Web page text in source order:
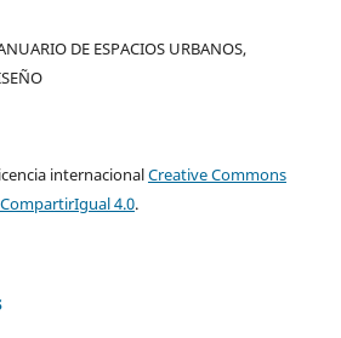
DE ESPACIOS URBANOS,
internacionalCreative Commons
4.0.